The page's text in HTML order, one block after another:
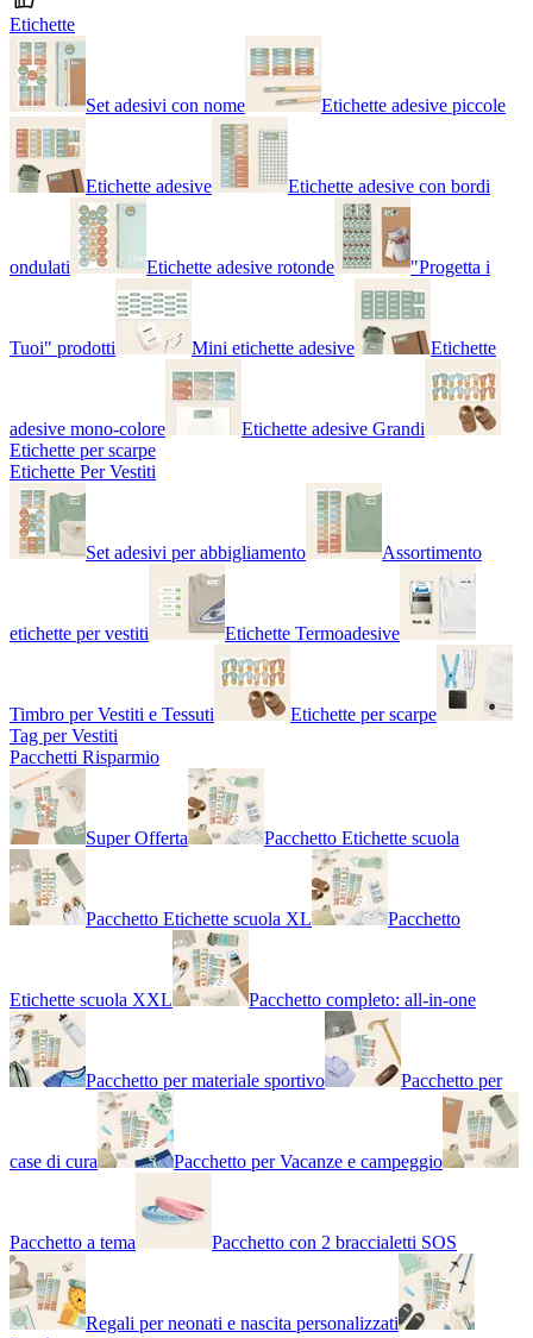
Etichette
Set adesivi con nome Etichette adesive piccole
Etichette adesive Etichette adesive con bordi
ondulati Etichette adesive rotonde "Progetta i
Tuoi" prodotti Mini etichette adesive Etichette
adesive mono-colore
Etichette adesive Grandi
Etichette per scarpe
Etichette Per Vestiti
Set adesivi per abbigliamento Assortimento
etichette per vestiti Etichette Termoadesive
Timbro per Vestiti e Tessuti
Etichette per scarpe
Tag per Vestiti
Pacchetti Risparmio
Super Offerta Pacchetto Etichette scuola
Pacchetto Etichette scuola XL Pacchetto
Etichette scuola XXL Pacchetto completo: all-in-one
Pacchetto per materiale sportivo Pacchetto per
case di cura Pacchetto per Vacanze e campeggio
Pacchetto a tema Pacchetto con 2 braccialetti SOS
Regali per neonati e nascita personalizzati